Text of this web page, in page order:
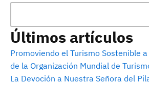
Últimos artículos
Promoviendo el Turismo Sostenible
de la Organización Mundial de
La Devoción a Nuestra Señora del